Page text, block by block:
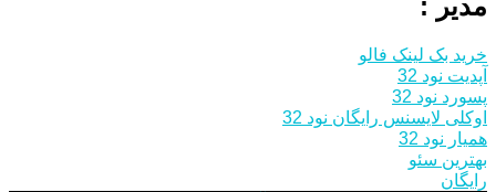
مدیر :
خرید بک لینک فالو
آپدیت نود 32
پسورد نود 32
اوکلی لایسنس رایگان نود 32
همیار نود 32
بهترین سئو
رایگان